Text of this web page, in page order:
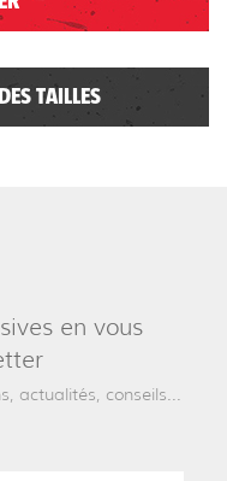
TAILLES
en vous
actualités, conseils...